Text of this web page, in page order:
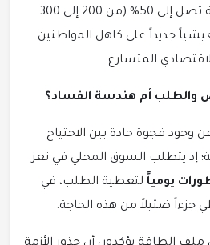
رفع تعرفة الركوب بنسبة تصل إلى 50% (من 200 إلى 300
جديداً على كاهل المواطنين
المتسارع.
والطلب أم هندسة الفساد؟
فجوة حادة بين الاحتياج
إذ يتطلب السوق المحلي في تعز
يومياً لتغطية الطلب، في
جزءاً ضئيلاً من هذه الحاجة.